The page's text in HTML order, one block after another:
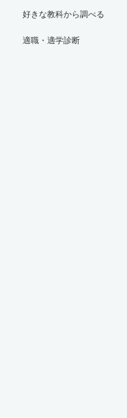
好きな教科から調べる
適職・適学診断